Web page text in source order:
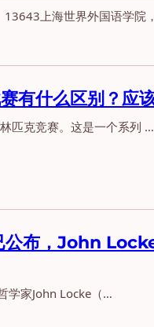
上海世界外国语学院
有什么区别？应
匹克竞赛。这是一个系列 …
布，John
学家John Locke（…